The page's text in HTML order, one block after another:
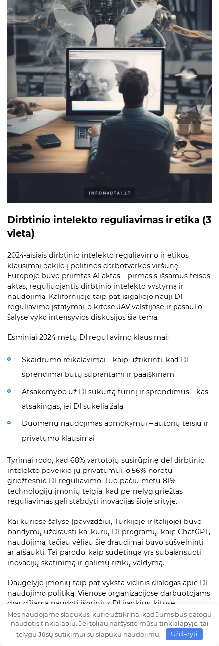
Dirbtinio intelekto reguliavimas ir etika (3
vieta)
2024-aisiais dirbtinio intelekto reguliavimo ir etikos
klausimai pakilo į politinės darbotvarkės viršūnę.
Europoje buvo priimtas AI aktas – pirmasis išsamus teisės
aktas, reguliuojantis dirbtinio intelekto vystymą ir
naudojimą. Kalifornijoje taip pat įsigaliojo nauji DI
reguliavimo įstatymai, o kitose JAV valstijose ir pasaulio
šalyse vyko intensyvios diskusijos šia tema.
Esminiai 2024 metų DI reguliavimo klausimai:
Skaidrumo reikalavimai – kaip užtikrinti, kad DI
sprendimai būtų suprantami ir paaiškinami
Atsakomybė už DI sukurtą turinį ir sprendimus – kas
atsakingas, jei DI sukelia žalą
Duomenų naudojimas apmokymui – autorių teisių ir
privatumo klausimai
Tyrimai rodo, kad 68% vartotojų susirūpinę dėl dirbtinio
intelekto poveikio jų privatumui, o 56% norėtų
griežtesnio DI reguliavimo. Tuo pačiu metu 81%
technologijų įmonių teigia, kad pernelyg griežtas
reguliavimas gali stabdyti inovacijas šioje srityje.
Kai kuriose šalyse (pavyzdžiui, Turkijoje ir Italijoje) buvo
bandymų uždrausti kai kurių DI programų, kaip ChatGPT,
naudojimą, tačiau vėliau šie draudimai buvo sušvelninti
ar atšaukti. Tai parodo, kaip sudėtinga yra subalansuoti
inovacijų skatinimą ir galimų rizikų valdymą.
Daugelyje įmonių taip pat vyksta vidinis dialogas apie DI
naudojimo politiką. Vienose organizacijose darbuotojams
draudžiama naudoti išorinius DI įrankius, kitose,
priešingai, skatinama aktyviai juos taikyti darbo
procesams tobulinti. Tyrimai rodo, kad įmonėse, kurios
aiškiai apibrėžia DI naudojimo gaires, darbuotojų
Mes naudojame slapukus, kurie užtikrina, kad Jums bus patogu
naudotis tinklalapiu. Jei toliau naršysite mūsų tinklalapyje, tai
tolygu Jūsų sutikimui su slapukų naudojimu.
Uždaryti